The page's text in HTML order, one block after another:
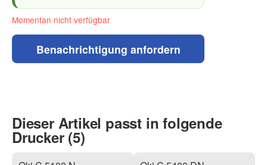
Momentan nicht verfügbar
Benachrichtigung anfordern
Dieser Artikel passt in folgende
Drucker (5)